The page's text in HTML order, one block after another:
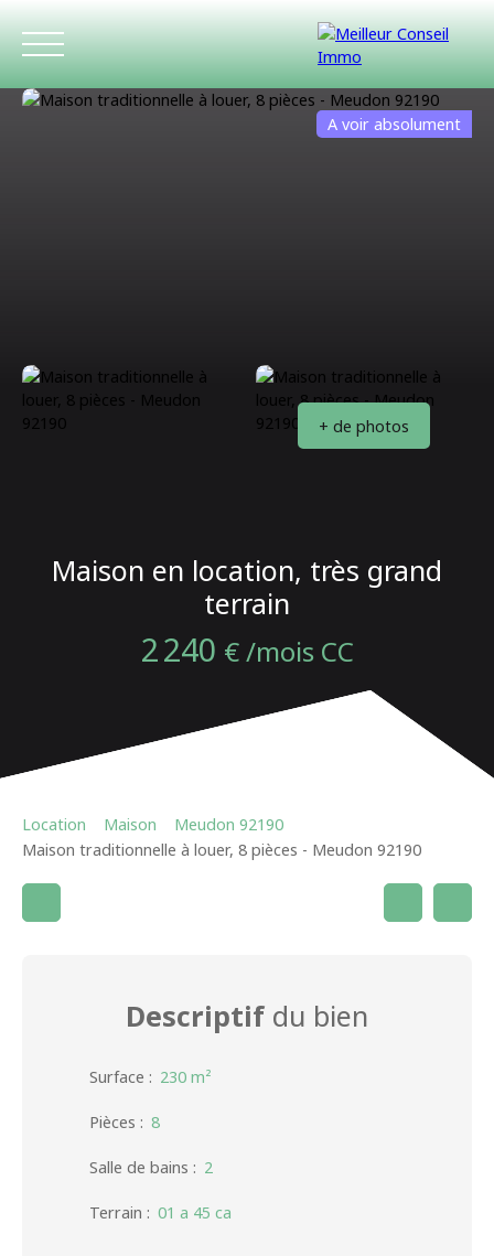
A voir absolument
+ de photos
Maison en location, très grand
terrain
2 240 € /mois CC
Location Maison
Meudon 92190
Maison traditionnelle à louer, 8 pièces - Meudon 92190
Descriptif du bien
Surface : 230 m²
Pièces : 8
Salle de bains : 2
Terrain : 01 a 45 ca